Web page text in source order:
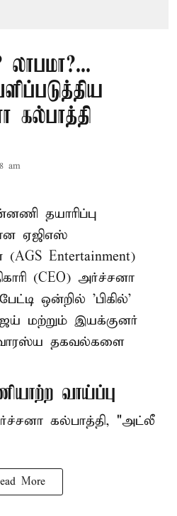
லாபமா?...
கல்பாத்தி
am
தயாரிப்பு
ஏஜிஎஸ்
Entertainment)
(CEO) அர்ச்சனா
ஒன்றில் 'பிகில்'
மற்றும் இயக்குனர்
தகவல்களை
வாய்ப்பு
கல்பாத்தி, "அட்லீ
More